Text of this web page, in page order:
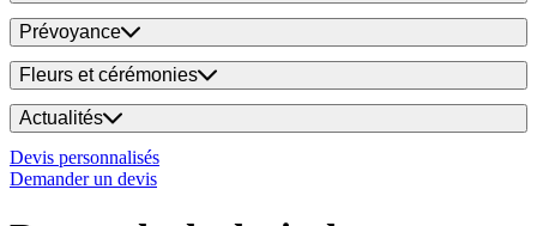
Prévoyance
Fleurs et cérémonies
Actualités
Devis personnalisés
Demander un devis